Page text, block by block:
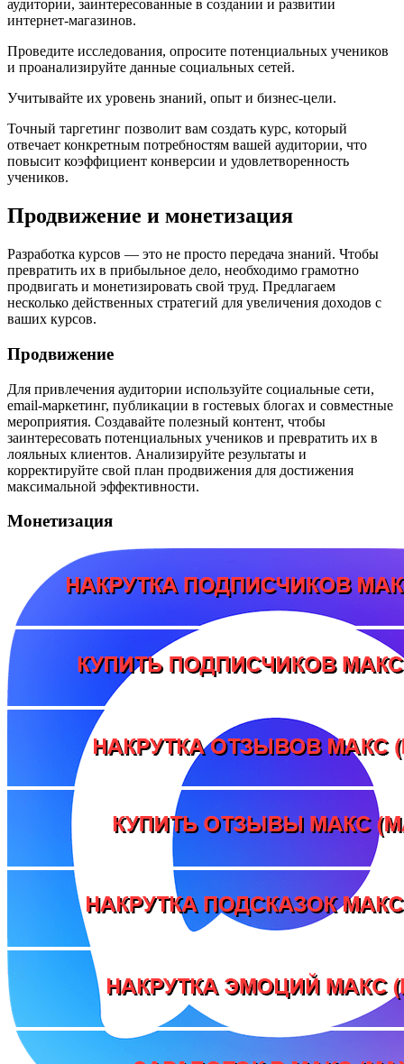
аудитории, заинтересованные в создании и развитии
интернет-магазинов.
Проведите исследования, опросите потенциальных учеников
и проанализируйте данные социальных сетей.
Учитывайте их уровень знаний, опыт и бизнес-цели.
Точный таргетинг позволит вам создать курс, который
отвечает конкретным потребностям вашей аудитории, что
повысит коэффициент конверсии и удовлетворенность
учеников.
Продвижение и монетизация
Разработка курсов — это не просто передача знаний. Чтобы
превратить их в прибыльное дело, необходимо грамотно
продвигать и монетизировать свой труд. Предлагаем
несколько действенных стратегий для увеличения доходов с
ваших курсов.
Продвижение
Для привлечения аудитории используйте социальные сети,
email-маркетинг, публикации в гостевых блогах и совместные
мероприятия. Создавайте полезный контент, чтобы
заинтересовать потенциальных учеников и превратить их в
лояльных клиентов. Анализируйте результаты и
корректируйте свой план продвижения для достижения
максимальной эффективности.
Монетизация